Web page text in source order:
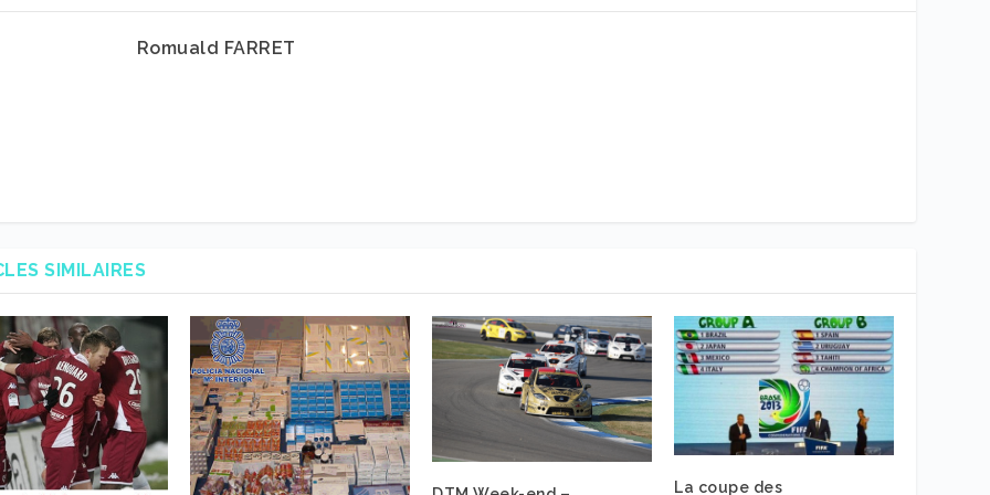
Romuald FARRET
SIMILAIRES
La coupe des